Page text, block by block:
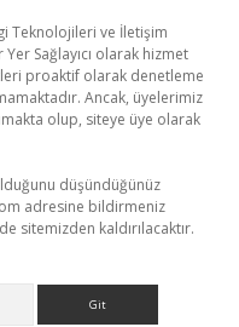
Teknolojileri ve İletişim
Sağlayıcı olarak hizmet
proaktif olarak denetleme
Ancak, üyelerimiz
olup, siteye üye olarak
düşündüğünüz
adresine bildirmeniz
sitemizden kaldırılacaktır.